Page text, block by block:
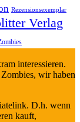
Rezensionsexemplar
Verlag
interessieren.
wir haben
D.h. wenn
kauft,